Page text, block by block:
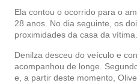
Ela contou o ocorrido para o
28 anos. No dia seguinte, os
proximidades da casa da vítima.
Denilza desceu do veículo e
acompanhou de longe.
e, a partir deste momento,